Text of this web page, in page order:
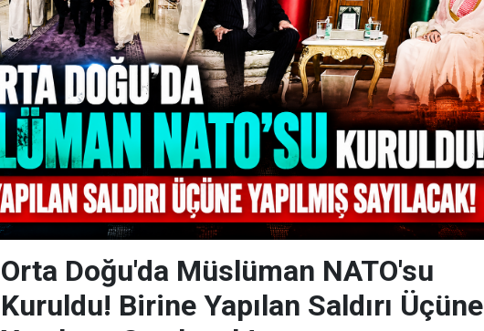
Orta Doğu'da Müslüman NATO'su
Kuruldu! Birine Yapılan Saldırı Üçüne